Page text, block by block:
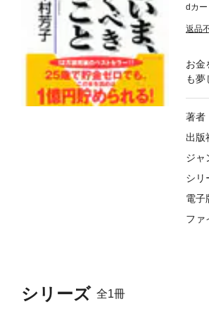
dカ
返品
シリーズ 全1冊
お金
も夢
著者
出版
ジャ
シリ
電子
ファ